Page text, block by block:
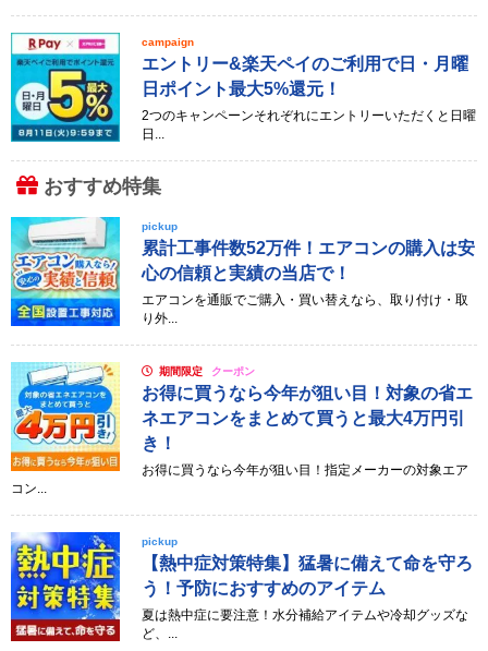
campaign
エントリー&楽天ペイのご利用で日・月曜
日ポイント最大5%還元！
2つのキャンペーンそれぞれにエントリーいただくと日曜
日...
おすすめ特集
pickup
累計工事件数52万件！エアコンの購入は安
心の信頼と実績の当店で！
エアコンを通販でご購入・買い替えなら、取り付け・取
り外...
期間限定 クーポン
お得に買うなら今年が狙い目！対象の省エ
ネエアコンをまとめて買うと最大4万円引
き！
お得に買うなら今年が狙い目！指定メーカーの対象エア
コン...
pickup
【熱中症対策特集】猛暑に備えて命を守ろ
う！予防におすすめのアイテム
夏は熱中症に要注意！水分補給アイテムや冷却グッズな
ど、...